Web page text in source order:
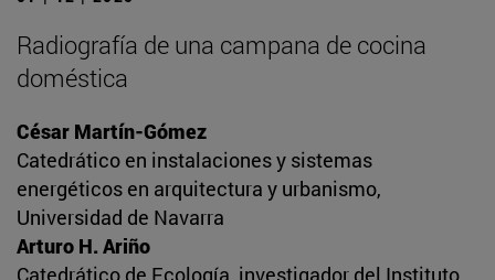
Radiografía de una campana de cocina
doméstica
César Martín-Gómez
Catedrático en instalaciones y sistemas
energéticos en arquitectura y urbanismo,
Universidad de Navarra
Arturo H. Ariño
Catedrático de Ecología, investigador del Instituto